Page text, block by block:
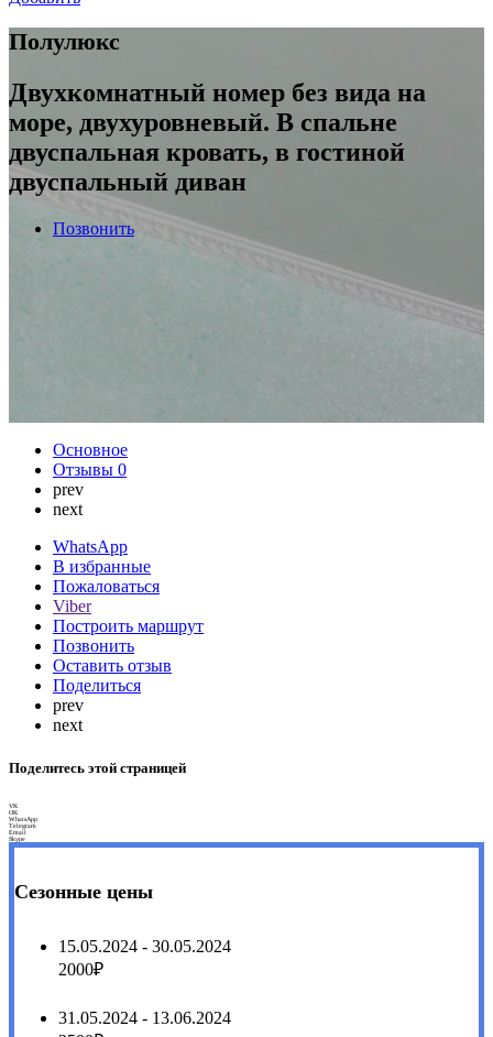
Полулюкс
Двухкомнатный номер без вида на
море, двухуровневый. В спальне
двуспальная кровать, в гостиной
двуспальный диван
Позвонить
Основное
Отзывы 0
prev
next
WhatsApp
В избранные
Пожаловаться
Viber
Построить маршрут
Позвонить
Оставить отзыв
Поделиться
prev
next
Поделитесь этой страницей
VK
OK
WhatsApp
Telegram
Email
Skype
Сезонные цены
15.05.2024 - 30.05.2024
2000₽
31.05.2024 - 13.06.2024